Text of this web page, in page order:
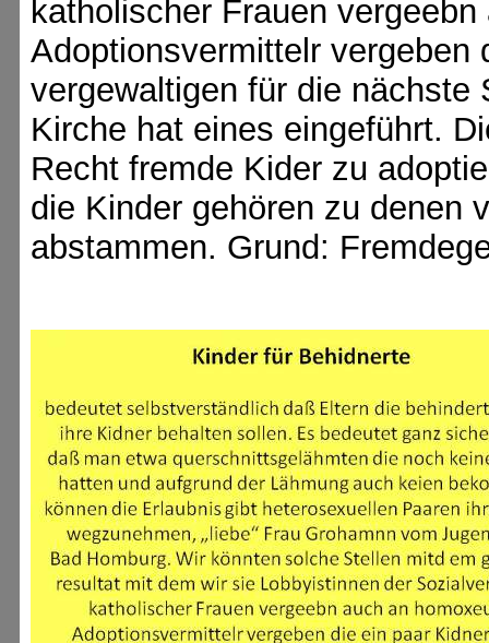
katholischer Frauen
Adoptionsvermittelr vergeben
vergewaltigen für die nächste
Kirche hat eines eingeführt.
Recht fremde Kider zu
die Kinder gehören zu denen
abstammen. Grund: